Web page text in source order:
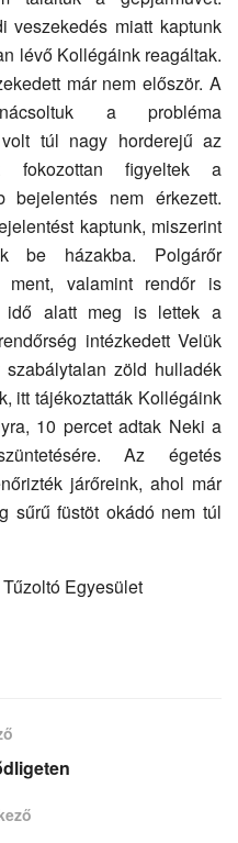
veszekedés miatt kaptunk
lévő Kollégáink reagáltak.
már nem először. A
a probléma
túl nagy horderejű az
fokozottan figyeltek a
bejelentés nem érkezett.
kaptunk, miszerint
be házakba. Polgárőr
ment, valamint rendőr is
idő alatt meg is lettek a
intézkedett Velük
zöld hulladék
itt tájékoztatták Kollégáink
10 percet adtak Neki a
Az égetés
járőreink, ahol már
sűrű füstöt okádó nem túl
Egyesület